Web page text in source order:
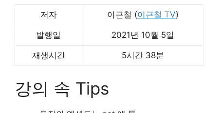
저자 이근철 (이근철 TV)
발행일 2021년 10월 5일
재생시간 5시간 38분
강의 속 Tips